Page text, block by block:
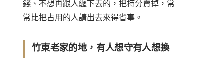
錢、不想再跟人纏下去的，把持分賣掉，常
常比把占用的人請出去來得省事。
竹東老家的地，有人想守有人想換